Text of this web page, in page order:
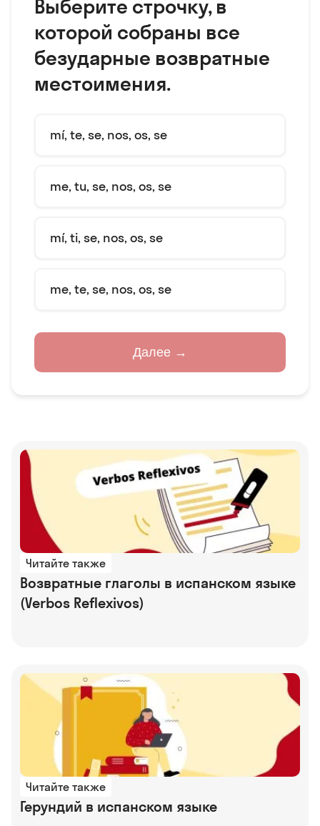
Выберите строчку, в
которой собраны все
безударные возвратные
местоимения.
mí, te, se, nos, os, se
me, tu, se, nos, os, se
mí, ti, se, nos, os, se
me, te, se, nos, os, se
Далее →
Читайте также
Возвратные глаголы в испанском языке
(Verbos Reflexivos)
Читайте также
Герундий в испанском языке